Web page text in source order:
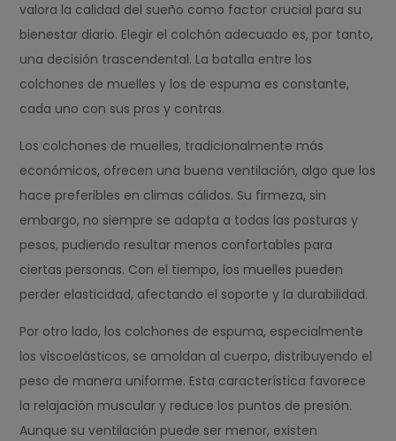
valora la calidad del sueño como factor crucial para su
bienestar diario. Elegir el colchón adecuado es, por tanto,
una decisión trascendental. La batalla entre los
colchones de muelles y los de espuma es constante,
cada uno con sus pros y contras.
Los colchones de muelles, tradicionalmente más
económicos, ofrecen una buena ventilación, algo que los
hace preferibles en climas cálidos. Su firmeza, sin
embargo, no siempre se adapta a todas las posturas y
pesos, pudiendo resultar menos confortables para
ciertas personas. Con el tiempo, los muelles pueden
perder elasticidad, afectando el soporte y la durabilidad.
Por otro lado, los colchones de espuma, especialmente
los viscoelásticos, se amoldan al cuerpo, distribuyendo el
peso de manera uniforme. Esta característica favorece
la relajación muscular y reduce los puntos de presión.
Aunque su ventilación puede ser menor, existen